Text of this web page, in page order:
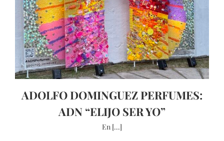
ADOLFO DOMINGUEZ PERFUMES:
ADN “ELIJO SER YO”
En [...]